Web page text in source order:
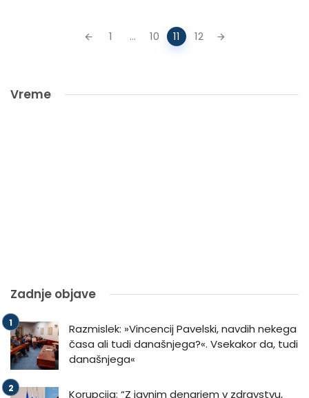
1 ... 10 11 12
Vreme
Zadnje objave
Razmislek: »Vincencij Pavelski, navdih nekega
časa ali tudi današnjega?«. Vsekakor da, tudi
današnjega«
Korupcija: “Z javnim denarjem v zdravstvu,